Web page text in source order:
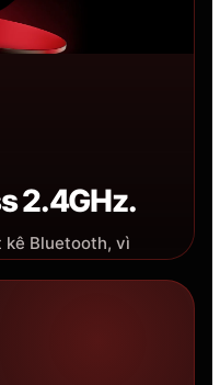
2.4GHz.
kê Bluetooth, vì